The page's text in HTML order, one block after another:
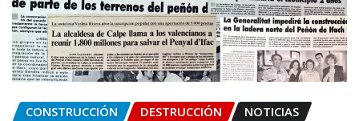
CONSTRUCCIÓN DESTRUCCIÓN NOTICIAS